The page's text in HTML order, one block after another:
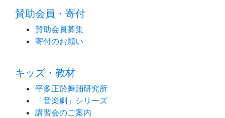
賛助会員・寄付
賛助会員募集
寄付のお願い
キッズ・教材
平多正於舞踊研究所
「音楽劇」シリーズ
講習会のご案内